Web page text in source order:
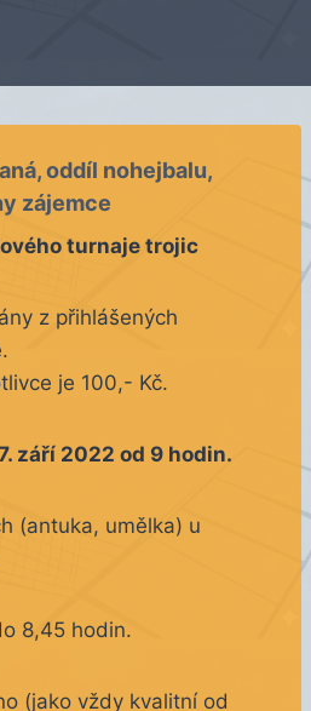
oddíl nohejbalu,
zájemce
turnaje trojic
z přihlášených
je 100,- Kč.
září 2022 od 9 hodin.
(antuka, umělka) u
8,45 hodin.
(jako vždy kvalitní od